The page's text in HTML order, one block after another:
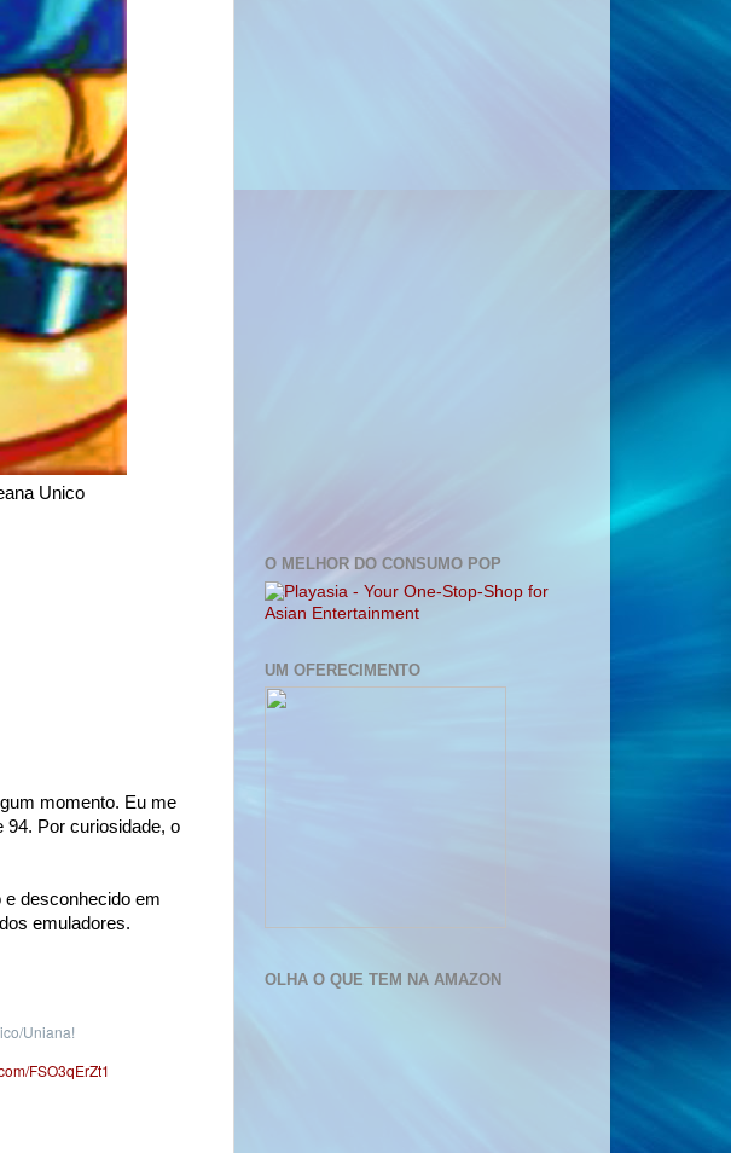
Unico
momento. Eu me
94. Por curiosidade, o
desconhecido em
emuladores.
Uniana!
FSO3qErZt1
O MELHOR DO CONSUMO POP
UM OFERECIMENTO
OLHA O QUE TEM NA AMAZON